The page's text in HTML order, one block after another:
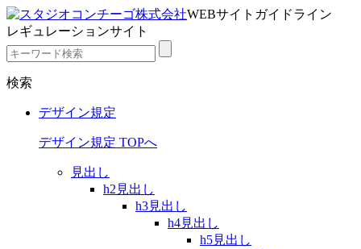
WEBサイトガイドライン
レギュレーションサイト
検索
デザイン規定
デザイン規定 TOPへ
見出し
h2見出し
h3見出し
h4見出し
h5見出し